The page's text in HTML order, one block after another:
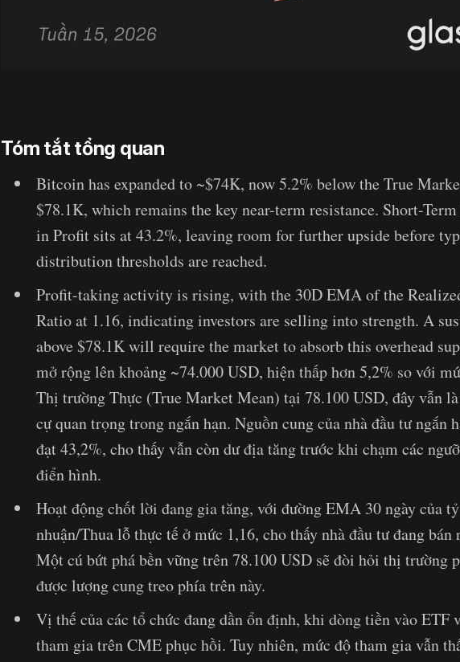
Tóm tắt tổng quan
Bitcoin has expanded to ~$74K, now 5.2% below the True
$78.1K, which remains the key near-term resistance. Short-
in Profit sits at 43.2%, leaving room for further upside before
distribution thresholds are reached.
Profit-taking activity is rising, with the 30D EMA of the
Ratio at 1.16, indicating investors are selling into strength. A
above $78.1K will require the market to absorb this overhead
mở rộng lên khoảng ~74.000 USD, hiện thấp hơn 5,2% so với
Thị trường Thực (True Market Mean) tại 78.100 USD, đây vẫn
cự quan trọng trong ngắn hạn. Nguồn cung của nhà đầu tư ngắn
đạt 43,2%, cho thấy vẫn còn dư địa tăng trước khi chạm các
điển hình.
Hoạt động chốt lời đang gia tăng, với đường EMA 30 ngày của
nhuận/Thua lỗ thực tế ở mức 1,16, cho thấy nhà đầu tư đang bán
Một cú bứt phá bền vững trên 78.100 USD sẽ đòi hỏi thị trường
được lượng cung treo phía trên này.
Vị thế của các tổ chức đang dần ổn định, khi dòng tiền vào ETF
tham gia trên CME phục hồi. Tuy nhiên, mức độ tham gia vẫn